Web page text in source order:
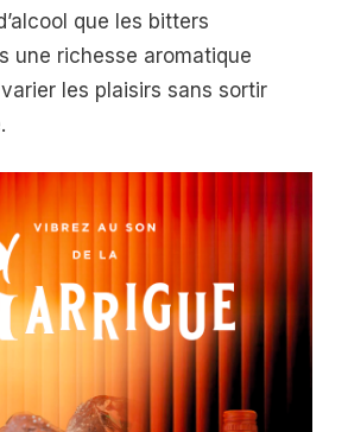
que les bitters
une richesse aromatique
les plaisirs sans sortir